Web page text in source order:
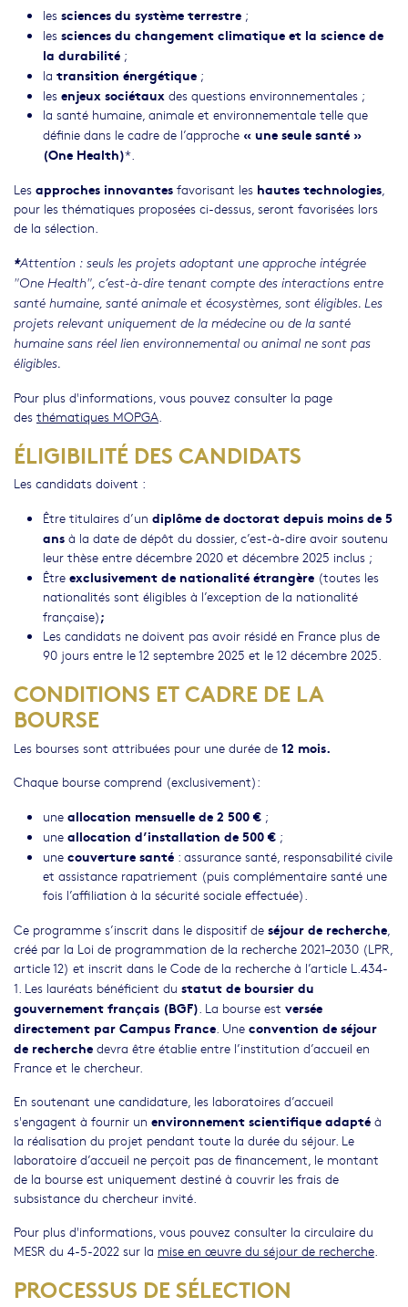
les sciences du système terrestre ;
les sciences du changement climatique et la science de
la durabilité ;
la transition énergétique ;
les enjeux sociétaux des questions environnementales ;
la santé humaine, animale et environnementale telle que
définie dans le cadre de l’approche « une seule santé »
(One Health)*.
Les approches innovantes favorisant les hautes technologies,
pour les thématiques proposées ci-dessus, seront favorisées lors
de la sélection.
*Attention : seuls les projets adoptant une approche intégrée
"One Health", c’est-à-dire tenant compte des interactions entre
santé humaine, santé animale et écosystèmes, sont éligibles. Les
projets relevant uniquement de la médecine ou de la santé
humaine sans réel lien environnemental ou animal ne sont pas
éligibles.
Pour plus d'informations, vous pouvez consulter la page
des thématiques MOPGA.
ÉLIGIBILITÉ DES CANDIDATS
Les candidats doivent :
Être titulaires d’un diplôme de doctorat depuis moins de 5
ans à la date de dépôt du dossier, c’est-à-dire avoir soutenu
leur thèse entre décembre 2020 et décembre 2025 inclus ;
Être exclusivement de nationalité étrangère (toutes les
nationalités sont éligibles à l’exception de la nationalité
française);
Les candidats ne doivent pas avoir résidé en France plus de
90 jours entre le 12 septembre 2025 et le 12 décembre 2025.
CONDITIONS ET CADRE DE LA
BOURSE
Les bourses sont attribuées pour une durée de 12 mois.
Chaque bourse comprend (exclusivement):
une allocation mensuelle de 2 500 € ;
une allocation d’installation de 500 € ;
une couverture santé : assurance santé, responsabilité civile
et assistance rapatriement (puis complémentaire santé une
fois l’affiliation à la sécurité sociale effectuée).
Ce programme s’inscrit dans le dispositif de séjour de recherche,
créé par la Loi de programmation de la recherche 2021–2030 (LPR,
article 12) et inscrit dans le Code de la recherche à l’article L.434-
1. Les lauréats bénéficient du statut de boursier du
gouvernement français (BGF). La bourse est versée
directement par Campus France. Une convention de séjour
de recherche devra être établie entre l’institution d’accueil en
France et le chercheur.
En soutenant une candidature, les laboratoires d’accueil
s'engagent à fournir un environnement scientifique adapté à
la réalisation du projet pendant toute la durée du séjour. Le
laboratoire d’accueil ne perçoit pas de financement, le montant
de la bourse est uniquement destiné à couvrir les frais de
subsistance du chercheur invité.
Pour plus d'informations, vous pouvez consulter la circulaire du
MESR du 4-5-2022 sur la mise en œuvre du séjour de recherche.
PROCESSUS DE SÉLECTION